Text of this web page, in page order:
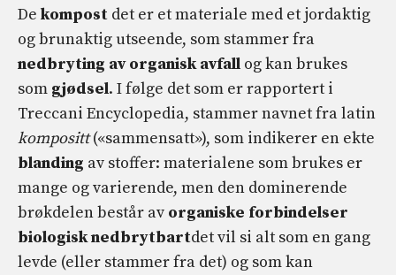
De kompost det er et materiale med et jordaktig
og brunaktig utseende, som stammer fra
nedbryting av organisk avfall og kan brukes
som gjødsel. I følge det som er rapportert i
Treccani Encyclopedia, stammer navnet fra latin
kompositt(«sammensatt»), som indikerer en ekte
blanding av stoffer: materialene som brukes er
mange og varierende, men den dominerende
brøkdelen består av organiske forbindelser
biologisk nedbrytbartdet vil si alt som en gang
levde (eller stammer fra det) og som kan